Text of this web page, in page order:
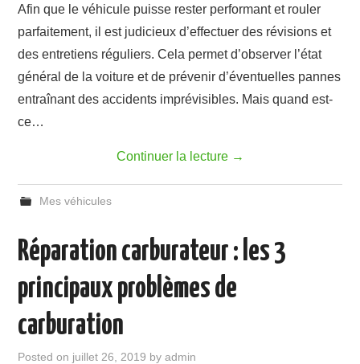
Afin que le véhicule puisse rester performant et rouler
parfaitement, il est judicieux d’effectuer des révisions et
des entretiens réguliers. Cela permet d’observer l’état
général de la voiture et de prévenir d’éventuelles pannes
entraînant des accidents imprévisibles. Mais quand est-
ce…
Continuer la lecture →
Mes véhicules
Réparation carburateur : les 3
principaux problèmes de
carburation
Posted on juillet 26, 2019 byadmin